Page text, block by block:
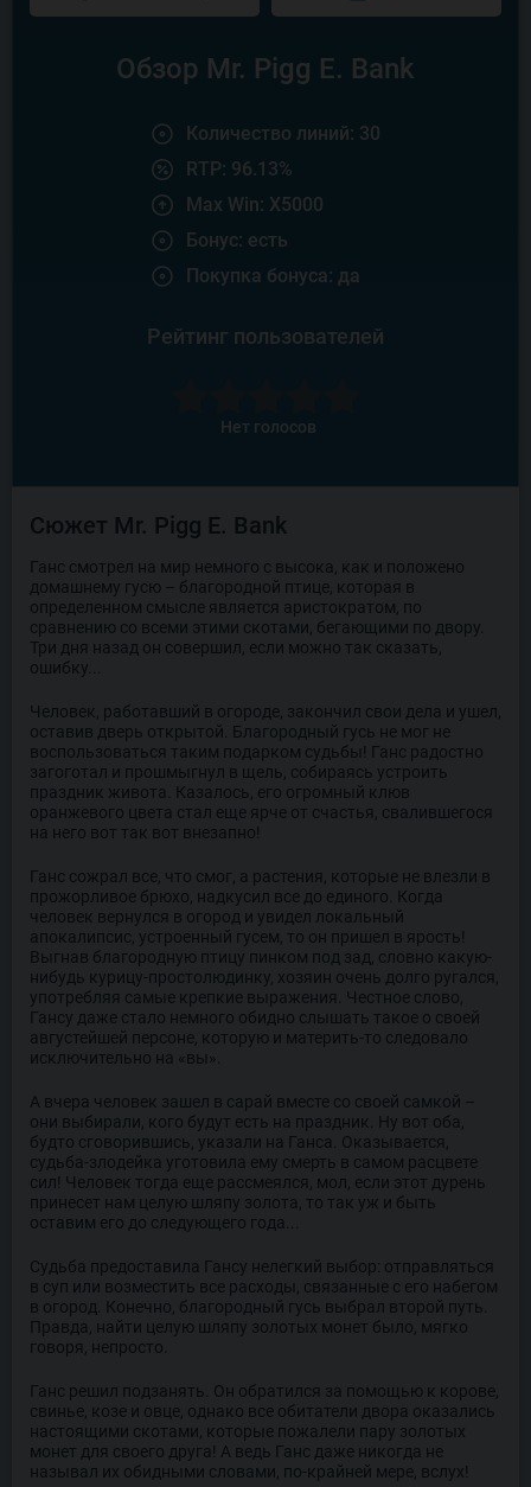
Обзор Mr. Pigg E. Bank
Количество линий: 30
RTP: 96.13%
Max Win: X5000
Бонус: есть
Покупка бонуса: да
Рейтинг пользователей
Нет голосов
Сюжет Mr. Pigg E. Bank
Ганс смотрел на мир немного с высока, как и положено
домашнему гусю – благородной птице, которая в
определенном смысле является аристократом, по
сравнению со всеми этими скотами, бегающими по двору.
Три дня назад он совершил, если можно так сказать,
ошибку...
Человек, работавший в огороде, закончил свои дела и ушел,
оставив дверь открытой. Благородный гусь не мог не
воспользоваться таким подарком судьбы! Ганс радостно
загоготал и прошмыгнул в щель, собираясь устроить
праздник живота. Казалось, его огромный клюв
оранжевого цвета стал еще ярче от счастья, свалившегося
на него вот так вот внезапно!
Ганс сожрал все, что смог, а растения, которые не влезли в
прожорливое брюхо, надкусил все до единого. Когда
человек вернулся в огород и увидел локальный
апокалипсис, устроенный гусем, то он пришел в ярость!
Выгнав благородную птицу пинком под зад, словно какую-
нибудь курицу-простолюдинку, хозяин очень долго ругался,
употребляя самые крепкие выражения. Честное слово,
Гансу даже стало немного обидно слышать такое о своей
августейшей персоне, которую и материть-то следовало
исключительно на «вы».
А вчера человек зашел в сарай вместе со своей самкой –
они выбирали, кого будут есть на праздник. Ну вот оба,
будто сговорившись, указали на Ганса. Оказывается,
судьба-злодейка уготовила ему смерть в самом расцвете
сил! Человек тогда еще рассмеялся, мол, если этот дурень
принесет нам целую шляпу золота, то так уж и быть
оставим его до следующего года...
Судьба предоставила Гансу нелегкий выбор: отправляться
в суп или возместить все расходы, связанные с его набегом
в огород. Конечно, благородный гусь выбрал второй путь.
Правда, найти целую шляпу золотых монет было, мягко
говоря, непросто.
Ганс решил подзанять. Он обратился за помощью к корове,
свинье, козе и овце, однако все обитатели двора оказались
настоящими скотами, которые пожалели пару золотых
монет для своего друга! А ведь Ганс даже никогда не
называл их обидными словами, по-крайней мере, вслух!